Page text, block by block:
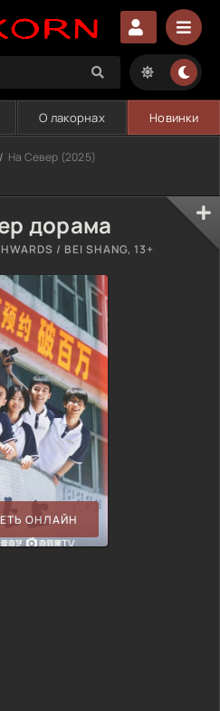
О лакорнах Новинки
На Север (2025)
дорама
/ BEI SHANG, 13+
ОНЛАЙН